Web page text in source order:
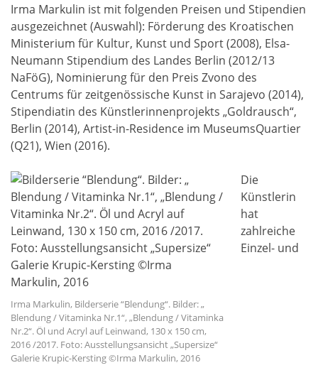
Irma Markulin ist mit folgenden Preisen und Stipendien
ausgezeichnet (Auswahl): Förderung des Kroatischen
Ministerium für Kultur, Kunst und Sport (2008), Elsa-
Neumann Stipendium des Landes Berlin (2012/13
NaFöG), Nominierung für den Preis Zvono des
Centrums für zeitgenössische Kunst in Sarajevo (2014),
Stipendiatin des Künstlerinnenprojekts „Goldrausch“,
Berlin (2014), Artist-in-Residence im MuseumsQuartier
(Q21), Wien (2016).
Irma Markulin, Bilderserie “Blendung“. Bilder: „
Blendung / Vitaminka Nr.1“, „Blendung / Vitaminka
Nr.2“. Öl und Acryl auf Leinwand, 130 x 150 cm,
2016 /2017. Foto: Ausstellungsansicht „Supersize“
Galerie Krupic-Kersting ©Irma Markulin, 2016
Die
Künstlerin
hat
zahlreiche
Einzel- und